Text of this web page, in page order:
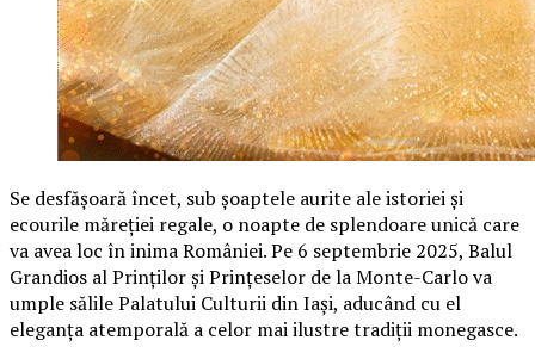
Se desfășoară încet, sub șoaptele aurite ale istoriei și
ecourile măreției regale, o noapte de splendoare unică care
va avea loc în inima României. Pe 6 septembrie 2025, Balul
Grandios al Prinților și Prințeselor de la Monte-Carlo va
umple sălile Palatului Culturii din Iași, aducând cu el
eleganța atemporală a celor mai ilustre tradiții monegasce.